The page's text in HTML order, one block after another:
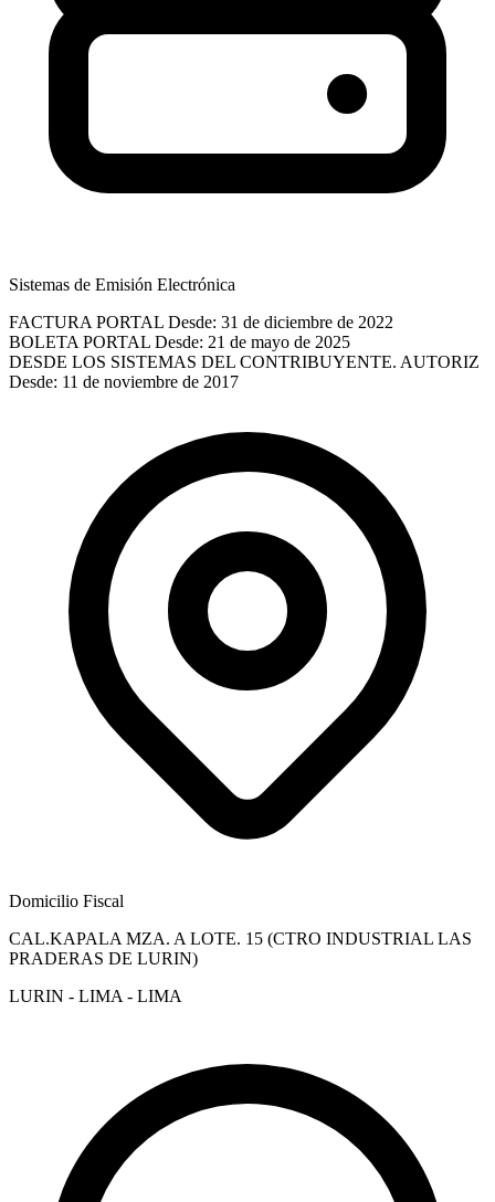
Sistemas de Emisión Electrónica
FACTURA PORTAL Desde: 31 de diciembre de 2022
BOLETA PORTAL Desde: 21 de mayo de 2025
DESDE LOS SISTEMAS DEL CONTRIBUYENTE. AUTORIZ
Desde: 11 de noviembre de 2017
Domicilio Fiscal
CAL.KAPALA MZA. A LOTE. 15 (CTRO INDUSTRIAL LAS
PRADERAS DE LURIN)
LURIN - LIMA - LIMA